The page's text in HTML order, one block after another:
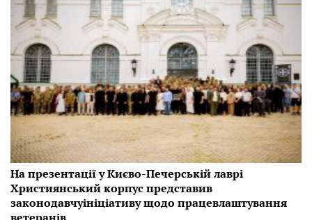
На презентації у Києво-Печерській лаврі
Християнський корпус представив
законодавчуініціативу щодо працевлаштування